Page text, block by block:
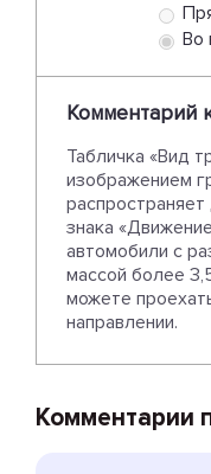
Во
Комментарий
Табличка «Вид
изображением
знака
автомобили с
массой более
можете
направлении.
Комментарии